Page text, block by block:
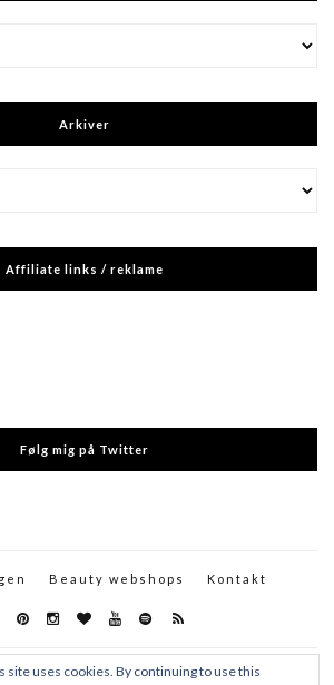
Arkiver
Affiliate links / reklame
Følg mig på Twitter
Beauty webshops Kontakt
site uses cookies. By continuing to use this